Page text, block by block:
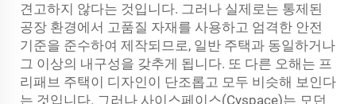
견고하지 않다는 것입니다. 그러나 실제로는 통제된
공장 환경에서 고품질 자재를 사용하고 엄격한 안전
기준을 준수하여 제작되므로, 일반 주택과 동일하거나
그 이상의 내구성을 갖추게 됩니다. 또 다른 오해는 프
리패브 주택이 디자인이 단조롭고 모두 비슷해 보인다
는 것입니다. 그러나 사이스페이스(Cyspace)는 모던